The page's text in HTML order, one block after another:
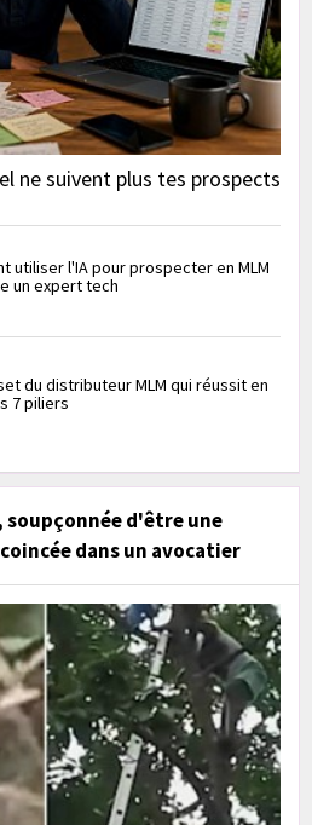
ne suivent plus tes prospects
utiliser l'IA pour prospecter en MLM
un expert tech
du distributeur MLM qui réussit en
7 piliers
soupçonnée d'être une
dans un avocatier